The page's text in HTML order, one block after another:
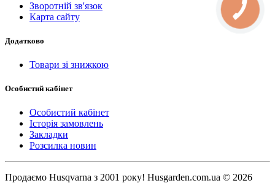
Зворотній зв'язок
Карта сайту
Додатково
Товари зі знижкою
Особистий кабінет
Особистий кабінет
Історія замовлень
Закладки
Розсилка новин
Продаємо Нusqvarna з 2001 року! Husgarden.com.ua © 2026
КНОПКА
СВЯЗИ